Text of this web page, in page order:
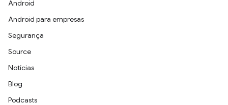
Android
Android para empresas
Segurança
Source
Notícias
Blog
Podcasts